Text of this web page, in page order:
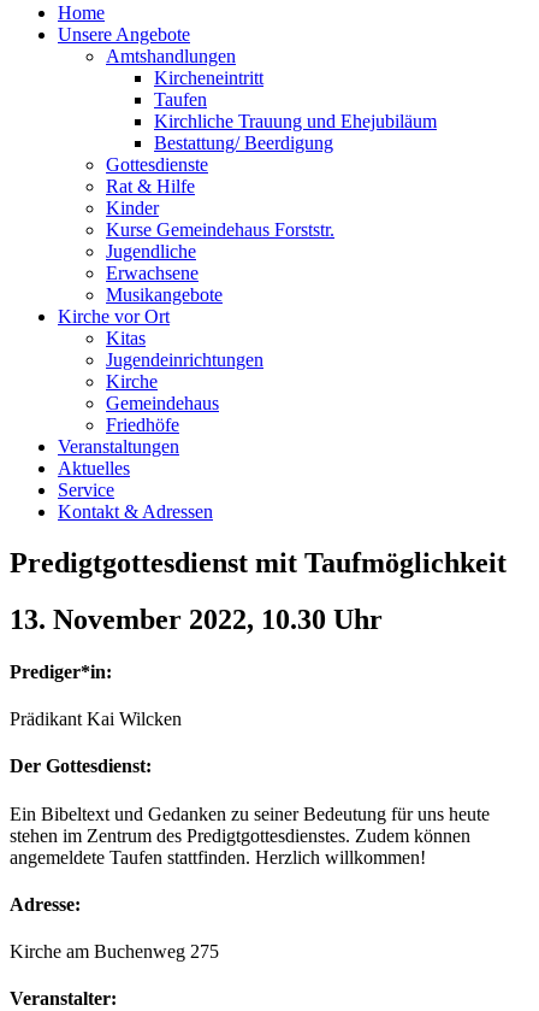
Home
Unsere Angebote
Amtshandlungen
Kircheneintritt
Taufen
Kirchliche Trauung und Ehejubiläum
Bestattung/ Beerdigung
Gottesdienste
Rat & Hilfe
Kinder
Kurse Gemeindehaus Forststr.
Jugendliche
Erwachsene
Musikangebote
Kirche vor Ort
Kitas
Jugendeinrichtungen
Kirche
Gemeindehaus
Friedhöfe
Veranstaltungen
Aktuelles
Service
Kontakt & Adressen
Predigtgottesdienst mit Taufmöglichkeit
13. November 2022, 10.30 Uhr
Prediger*in:
Prädikant Kai Wilcken
Der Gottesdienst:
Ein Bibeltext und Gedanken zu seiner Bedeutung für uns heute
stehen im Zentrum des Predigtgottesdienstes. Zudem können
angemeldete Taufen stattfinden. Herzlich willkommen!
Adresse:
Kirche am Buchenweg 275
Veranstalter: